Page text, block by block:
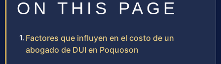
ON THIS PAGE
Factores que influyen en el costo de un
abogado de DUI en Poquoson